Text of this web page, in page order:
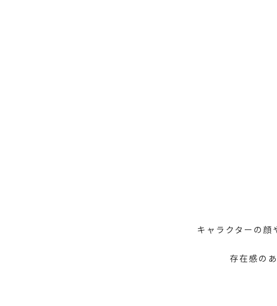
キャラクターの顔
存在感の